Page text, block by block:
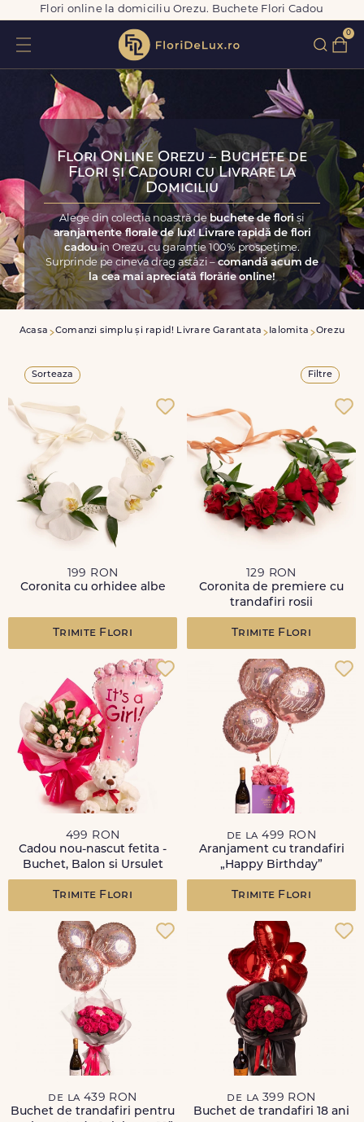
Flori online la domiciliu Orezu. Buchete Flori Cadou
0
Flori Online Orezu – Buchete de
Flori și Cadouri cu Livrare la
Domiciliu
Alege din colecția noastră de buchete de floriși
aranjamente florale de lux! Livrare rapidă de flori
cadouîn Orezu, cu garanție 100% prospețime.
Surprinde pe cineva drag astăzi –comandă acum de
la cea mai apreciată florărie online!
Acasa Comanzi simplu și rapid! Livrare Garantata Ialomita Orezu
Sorteaza Filtre
199 RON
Coronita cu orhidee albe
Trimite Flori
129 RON
Coronita de premiere cu
trandafiri rosii
Trimite Flori
499 RON
Cadou nou-nascut fetita -
Buchet, Balon si Ursulet
Trimite Flori
de la 499 RON
Aranjament cu trandafiri
„Happy Birthday”
Trimite Flori
de la 439 RON
Buchet de trandafiri pentru
de la 399 RON
Buchet de trandafiri 18 ani